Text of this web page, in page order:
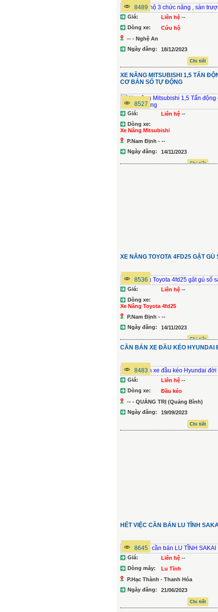
8489
Giá: Liên hệ --
Dòng xe:
Cứu hộ
-- - Nghệ An
Ngày đăng:
18/12/2023
Chi tiết
XE NÂNG MITSUBISHI 1,5 TẤN
CƠ BẢN SỐ TỰ ĐỘNG
8527
Giá: Liên hệ --
Dòng xe:
Xe Nâng Mitsubishi
P.Nam Định - --
Ngày đăng:
14/11/2023
Chi tiết
XE NÂNG TOYOTA 4FD25 GẬT GÙ
8536
Giá: Liên hệ --
Dòng xe:
Xe Nâng Toyota 4fd25
P.Nam Định - --
Ngày đăng:
14/11/2023
Chi tiết
CẦN BÁN XE ĐẦU KÉO HYUNDAI
8483
Giá: Liên hệ --
Dòng xe:
Đầu kéo
-- - QUẢNG TRỊ (Quảng Bình)
Ngày đăng:
19/09/2023
Chi tiết
HẾT VIỆC CẦN BÁN LU TĨNH
8645
Giá: Liên hệ --
Dòng máy:
Lu Tĩnh
P.Hạc Thành - Thanh Hóa
Ngày đăng:
21/06/2023
Chi tiết